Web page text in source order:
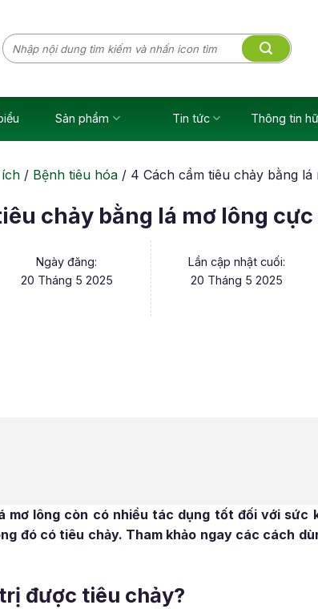
Tìm
kiếm:
Sản phẩm Tin tức Thông tin
/ Bệnh tiêu hóa / 4 Cách cầm tiêu chảy bằng
chảy bằng lá mơ lông
Ngày đăng:
20 Tháng 5 2025
Lần cập nhật cuối:
20 Tháng 5 2025
mơ lông còn có nhiều tác dụng tốt đối với sức
đó có tiêu chảy. Tham khảo ngay các cách
được tiêu chảy?